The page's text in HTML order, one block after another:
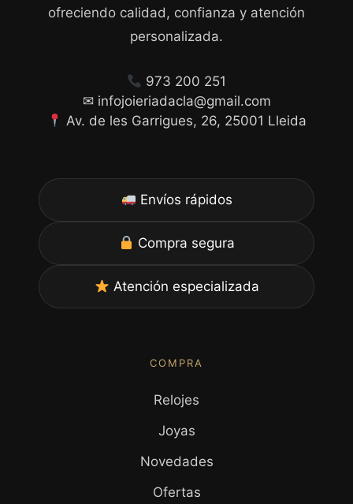
ofreciendo calidad, confianza y atención
personalizada.
973 200 251
✉ infojoieriadacla@gmail.com
Av. de les Garrigues, 26, 25001 Lleida
Envíos rápidos
Compra segura
Atención especializada
COMPRA
Relojes
Joyas
Novedades
Ofertas